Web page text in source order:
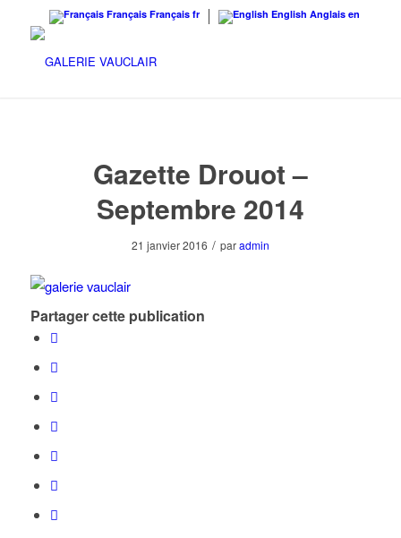
Français Français fr English Anglais en
Gazette Drouot –
Septembre 2014
21 janvier 2016 / paradmin
Partager cette publication